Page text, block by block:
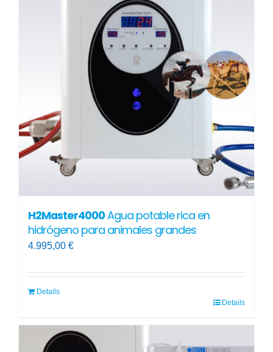
la
página
de
producto
H2Master4000Agua potable rica en
hidrógeno para animales grandes
4.995,00 €
Details
Details